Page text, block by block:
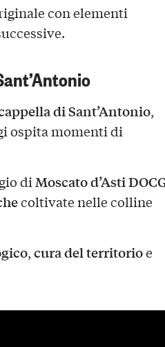
con elementi
di Sant’Antonio,
ospita momenti di
diMoscato d’Asti
coltivate nelle colline
,cura del territorioe